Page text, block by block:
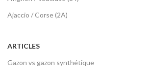
Ajaccio / Corse (2A)
ARTICLES
Gazon vs gazon synthétique